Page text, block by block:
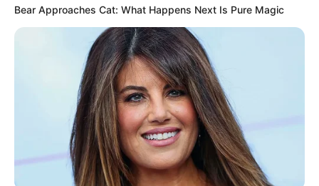
Bear Approaches Cat: What Happens Next Is Pure Magic